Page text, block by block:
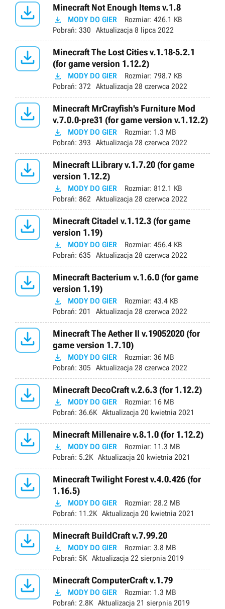
 Minecraft Not Enough Items v.1.8
 MODY DO GIER Rozmiar: 426.1 KB
Pobrań: 330 Aktualizacja 8 lipca 2022

Minecraft The Lost Cities v.1.18-5.2.1
(for game version 1.12.2)
 MODY DO GIER Rozmiar: 798.7 KB
Pobrań: 372 Aktualizacja 28 czerwca 2022

Minecraft MrCrayfish's Furniture Mod
v.7.0.0-pre31 (for game version v.1.12.2)
 MODY DO GIER Rozmiar: 1.3 MB
Pobrań: 393 Aktualizacja 28 czerwca 2022

Minecraft LLibrary v.1.7.20 (for game
version 1.12.2)
 MODY DO GIER Rozmiar: 812.1 KB
Pobrań: 862 Aktualizacja 28 czerwca 2022

Minecraft Citadel v.1.12.3 (for game
version 1.19)
 MODY DO GIER Rozmiar: 456.4 KB
Pobrań: 635 Aktualizacja 28 czerwca 2022

Minecraft Bacterium v.1.6.0 (for game
version 1.19)
 MODY DO GIER Rozmiar: 43.4 KB
Pobrań: 201 Aktualizacja 28 czerwca 2022

Minecraft The Aether II v.19052020 (for
game version 1.7.10)
 MODY DO GIER Rozmiar: 36 MB
Pobrań: 305 Aktualizacja 28 czerwca 2022
 Minecraft DecoCraft v.2.6.3 (for 1.12.2)
 MODY DO GIER Rozmiar: 16 MB
Pobrań: 36.6K Aktualizacja 20 kwietnia 2021
 Minecraft Millenaire v.8.1.0 (for 1.12.2)
 MODY DO GIER Rozmiar: 11.3 MB
Pobrań: 5.2K Aktualizacja 20 kwietnia 2021

Minecraft Twilight Forest v.4.0.426 (for
1.16.5)
 MODY DO GIER Rozmiar: 28.2 MB
Pobrań: 11.2K Aktualizacja 20 kwietnia 2021
 Minecraft BuildCraft v.7.99.20
 MODY DO GIER Rozmiar: 3.8 MB
Pobrań: 5K Aktualizacja 22 sierpnia 2019
 Minecraft ComputerCraft v.1.79
 MODY DO GIER Rozmiar: 1.3 MB
Pobrań: 2.8K Aktualizacja 21 sierpnia 2019